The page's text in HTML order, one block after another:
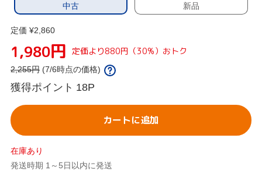
中古 新品
定価 ¥2,860
1,980円 定価より880円（30%）おトク
2,255円 (7/6時点の価格)
獲得ポイント 18P
カートに追加
在庫あり
発送時期 1～5日以内に発送